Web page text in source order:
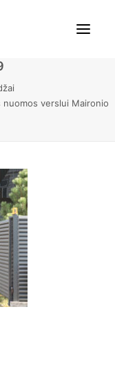
nuomos verslui Maironio